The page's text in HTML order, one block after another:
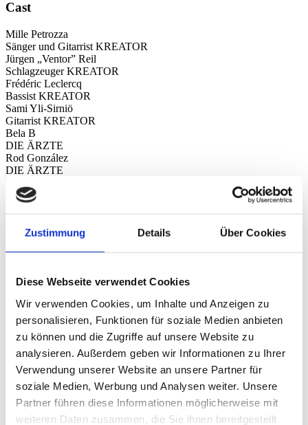
Zustimmung Details Über Cookies
Diese Webseite verwendet Cookies
Wir verwenden Cookies, um Inhalte und Anzeigen zu
personalisieren, Funktionen für soziale Medien anbieten
zu können und die Zugriffe auf unsere Website zu
analysieren. Außerdem geben wir Informationen zu Ihrer
Verwendung unserer Website an unsere Partner für
soziale Medien, Werbung und Analysen weiter. Unsere
Partner führen diese Informationen möglicherweise mit
weiteren Daten zusammen, die Sie ihnen bereitgestellt
Cast
Mille Petrozza
Sänger und Gitarrist KREATOR
Jürgen „Ventor” Reil
Schlagzeuger KREATOR
Frédéric Leclercq
Bassist KREATOR
Sami Yli-Sirniö
Gitarrist KREATOR
Bela B
DIE ÄRZTE
Rod González
DIE ÄRZTE
Lars Eidinger
Schauspieler
Andy Sneap
Gerre .
Schmier .
Tom Angelripper
SODOM
Chuck Billy
TESTAMENT
Maik Weichert
HEAVEN SHALL BURN
Scott Ian
ANTHRAX
Lala Frischknecht
BURNING WITCHES